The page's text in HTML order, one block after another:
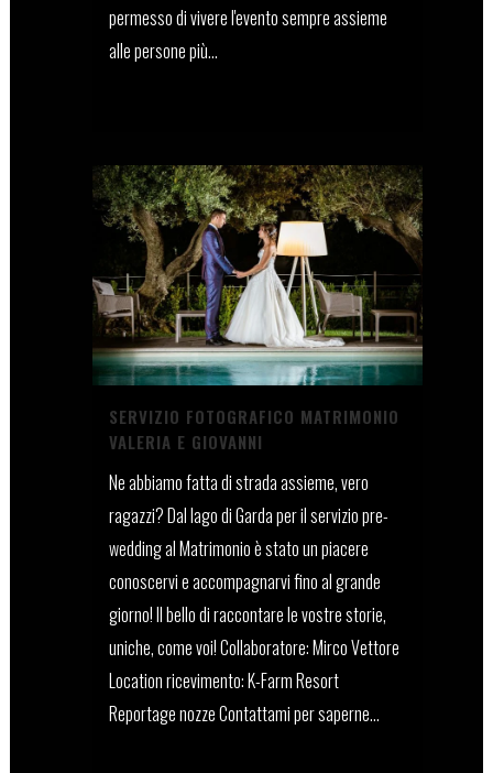
permesso di vivere l'evento sempre assieme
alle persone più...
SERVIZIO FOTOGRAFICO MATRIMONIO
VALERIA E GIOVANNI
Ne abbiamo fatta di strada assieme, vero
ragazzi? Dal lago di Garda per il servizio pre-
wedding al Matrimonio è stato un piacere
conoscervi e accompagnarvi fino al grande
giorno! Il bello di raccontare le vostre storie,
uniche, come voi! Collaboratore: Mirco Vettore
Location ricevimento: K-Farm Resort
Reportage nozze Contattami per saperne...